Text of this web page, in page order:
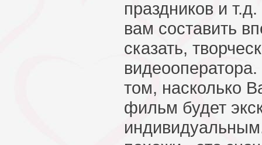
праздников и
вам составить
сказать,
том, насколько
фильм будет